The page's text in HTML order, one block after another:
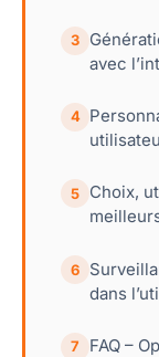
3
avec
4
5
Choix,
6
dans
7
FAQ –